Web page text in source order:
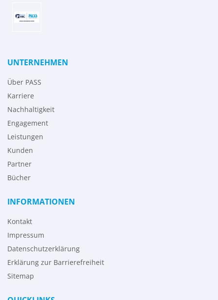
UNTERNEHMEN
Über PASS
Karriere
Nachhaltigkeit
Engagement
Leistungen
Kunden
Partner
Bücher
INFORMATIONEN
Kontakt
Impressum
Datenschutzerklärung
Erklärung zur Barrierefreiheit
Sitemap